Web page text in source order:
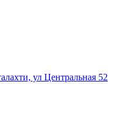
ул Центральная 52